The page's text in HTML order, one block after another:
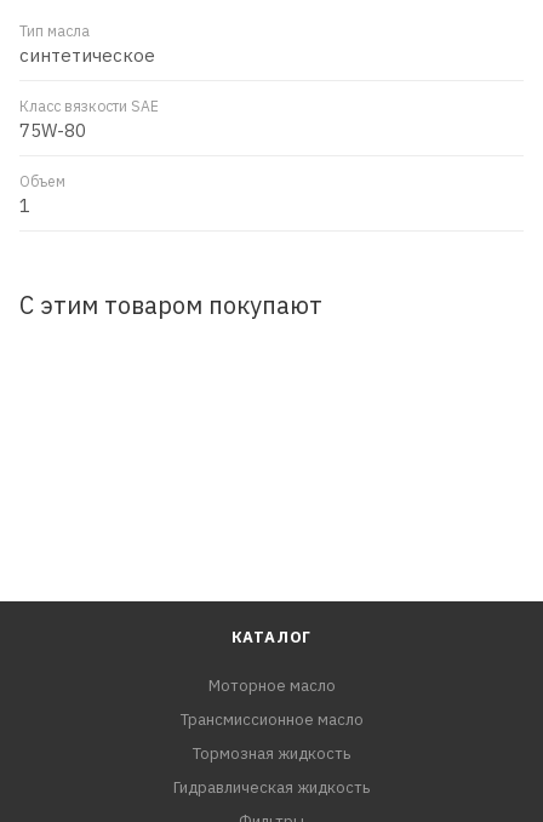
Тип масла
синтетическое
Класс вязкости SAE
75W-80
Объем
1
С этим товаром покупают
КАТАЛОГ
Моторное масло
Трансмиссионное масло
Тормозная жидкость
Гидравлическая жидкость